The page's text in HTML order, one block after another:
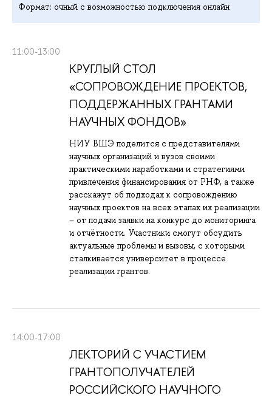
Формат: очный с возможностью подключения онлайн
11:00-13:00
КРУГЛЫЙ СТОЛ
«СОПРОВОЖДЕНИЕ ПРОЕКТОВ,
ПОДДЕРЖАННЫХ ГРАНТАМИ
НАУЧНЫХ ФОНДОВ»
НИУ ВШЭ поделится с представителями
научных организаций и вузов своими
практическими наработками и стратегиями
привлечения финансирования от РНФ, а также
расскажут об подходах к сопровождению
научных проектов на всех этапах их реализации
– от подачи заявки на конкурс до мониторинга
и отчётности. Участники смогут обсудить
актуальные проблемы и вызовы, с которыми
сталкивается университет в процессе
реализации грантов.
14:00-17:00
ЛЕКТОРИЙ С УЧАСТИЕМ
ГРАНТОПОЛУЧАТЕЛЕЙ
РОССИЙСКОГО НАУЧНОГО